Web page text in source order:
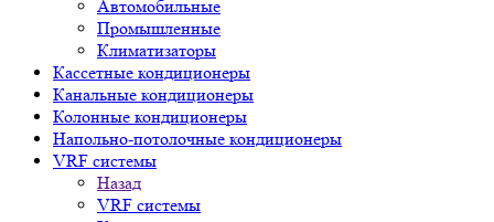
Автомобильные
Промышленные
Климатизаторы
Кассетные кондиционеры
Канальные кондиционеры
Колонные кондиционеры
Напольно-потолочные кондиционеры
VRF системы
Назад
VRF системы